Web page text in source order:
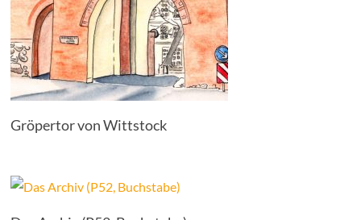
Gröpertor von Wittstock